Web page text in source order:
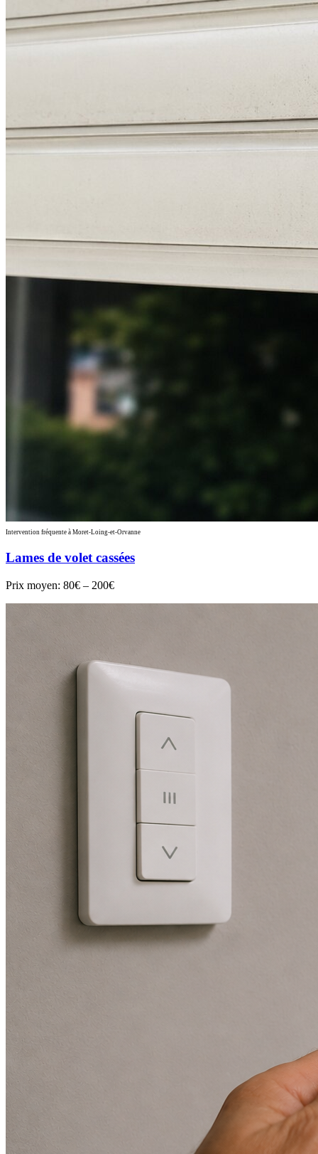
Intervention fréquente à Moret-Loing-et-Orvanne
Lames de volet cassées
Prix moyen: 80€ – 200€